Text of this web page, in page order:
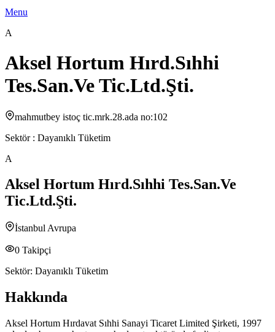
Menu
A
Aksel Hortum Hırd.Sıhhi
Tes.San.Ve Tic.Ltd.Şti.
mahmutbey istoç tic.mrk.28.ada no:102
Sektör : Dayanıklı Tüketim
A
Aksel Hortum Hırd.Sıhhi Tes.San.Ve
Tic.Ltd.Şti.
İstanbul Avrupa
0 Takipçi
Sektör: Dayanıklı Tüketim
Hakkında
Aksel Hortum Hırdavat Sıhhi Sanayi Ticaret Limited Şirketi, 1997